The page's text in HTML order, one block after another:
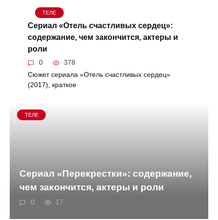
ТЕЛЕ
Сериал «Отель счастливых сердец»:
содержание, чем закончится, актеры и
роли
0 378
Сюжет сериала «Отель счастливых сердец»
(2017), краткое
ТЕЛЕ
Сериал «Перекрестки»: содержание,
чем закончится, актеры и роли
0 17